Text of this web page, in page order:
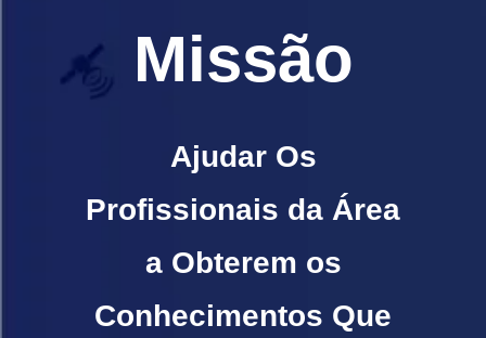
Missão
Ajudar Os
Profissionais da Área
a Obterem os
Conhecimentos Que